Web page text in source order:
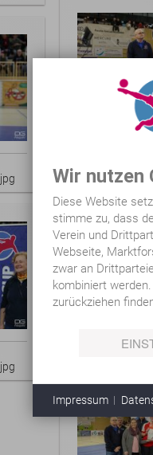
detlef-
Wir nutzen
Diese Website
stimme zu, dass
Verein und
Webseite,
zwar an
kombiniert
zurückziehen
Impressum